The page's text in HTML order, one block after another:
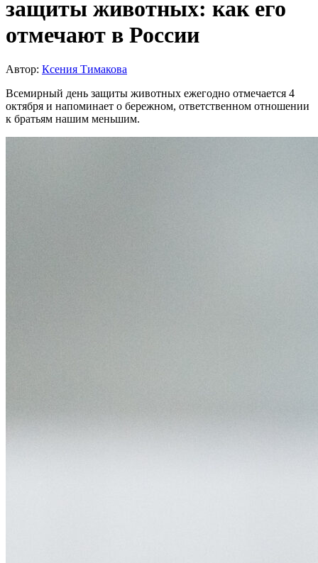
защиты животных: как его
отмечают в России
Автор: Ксения Тимакова
Всемирный день защиты животных ежегодно отмечается 4
октября и напоминает о бережном, ответственном отношении
к братьям нашим меньшим.